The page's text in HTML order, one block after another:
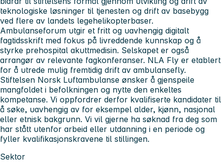
teknologiske løsninger til tjenesten og drift av basebygg
ved flere av landets legehelikopterbaser.
Ambulanseforum utgir et fritt og uavhengig digitalt
fagtidsskrift med fokus på livreddende kunnskap og å
styrke prehospital akuttmedisin. Selskapet er også
arrangør av relevante fagkonferanser. NLA Fly er etablert
for å utrede mulig fremtidig drift av ambulansefly.
Stiftelsen Norsk Luftambulanse ønsker å gjenspeile
mangfoldet i befolkningen og nytte den enkeltes
kompetanse. Vi oppfordrer derfor kvalifiserte kandidater til
å søke, uavhengig av for eksempel alder, kjønn, nasjonal
eller etnisk bakgrunn. Vi vil gjerne ha søknad fra deg som
har stått utenfor arbeid eller utdanning i en periode og
fyller kvalifikasjonskravene til stillingen.
Sektor